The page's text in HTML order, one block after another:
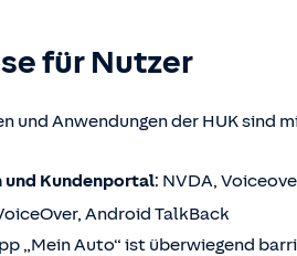
für Nutzer
und Anwendungen der HUK sind
und Kundenportal: NVDA,
Android TalkBack
„Mein Auto“ ist überwiegend